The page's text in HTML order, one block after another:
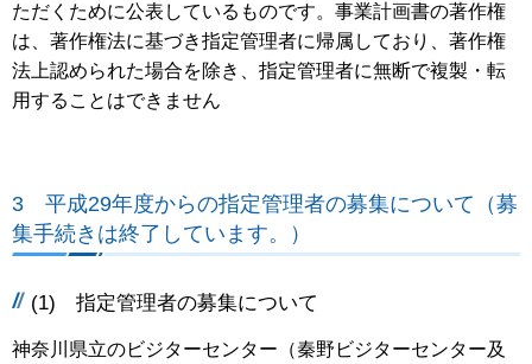
ただくために公表しているものです。事業計画書の著作権
は、著作権法に基づき指定管理者に帰属しており、著作権
法上認められた場合を除き、指定管理者に無断で複製・転
用することはできません
3 平成29年度からの指定管理者の募集について（募
集手続きは終了しています。）
(1) 指定管理者の募集について
神奈川県立のビジターセンター（秦野ビジターセンター及